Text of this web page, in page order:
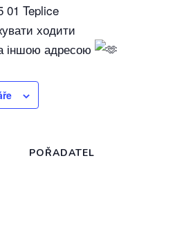
01 Teplice
ходити
іншою адресою
POŘADATEL